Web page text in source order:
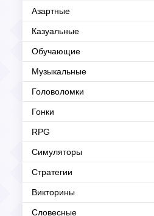
Азартные
Казуальные
Обучающие
Музыкальные
Головоломки
Гонки
RPG
Симуляторы
Стратегии
Викторины
Словесные